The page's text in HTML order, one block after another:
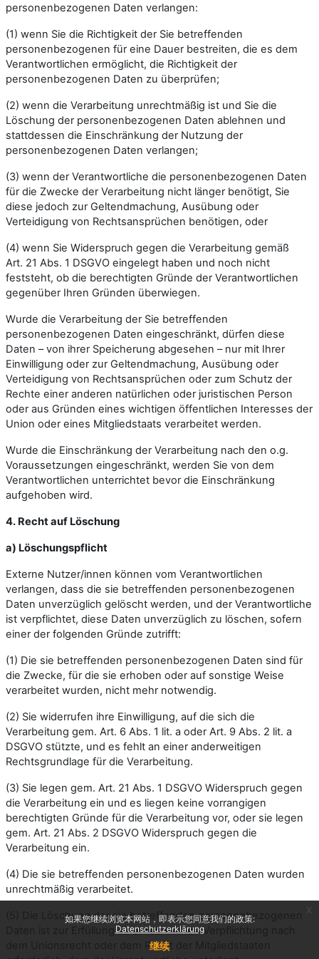
如果您继续浏览本网站，即表示您同意我们的政策:
Datenschutzerklärung
继续
personenbezogenen Daten verlangen:
(1) wenn Sie die Richtigkeit der Sie betreffenden
personenbezogenen für eine Dauer bestreiten, die es dem
Verantwortlichen ermöglicht, die Richtigkeit der
personenbezogenen Daten zu überprüfen;
(2) wenn die Verarbeitung unrechtmäßig ist und Sie die
Löschung der personenbezogenen Daten ablehnen und
stattdessen die Einschränkung der Nutzung der
personenbezogenen Daten verlangen;
(3) wenn der Verantwortliche die personenbezogenen Daten
für die Zwecke der Verarbeitung nicht länger benötigt, Sie
diese jedoch zur Geltendmachung, Ausübung oder
Verteidigung von Rechtsansprüchen benötigen, oder
(4) wenn Sie Widerspruch gegen die Verarbeitung gemäß
Art. 21 Abs. 1 DSGVO eingelegt haben und noch nicht
feststeht, ob die berechtigten Gründe der Verantwortlichen
gegenüber Ihren Gründen überwiegen.
Wurde die Verarbeitung der Sie betreffenden
personenbezogenen Daten eingeschränkt, dürfen diese
Daten – von ihrer Speicherung abgesehen – nur mit Ihrer
Einwilligung oder zur Geltendmachung, Ausübung oder
Verteidigung von Rechtsansprüchen oder zum Schutz der
Rechte einer anderen natürlichen oder juristischen Person
oder aus Gründen eines wichtigen öffentlichen Interesses der
Union oder eines Mitgliedstaats verarbeitet werden.
Wurde die Einschränkung der Verarbeitung nach den o.g.
Voraussetzungen eingeschränkt, werden Sie von dem
Verantwortlichen unterrichtet bevor die Einschränkung
aufgehoben wird.
4. Recht auf Löschung
a) Löschungspflicht
Externe Nutzer/innen können vom Verantwortlichen
verlangen, dass die sie betreffenden personenbezogenen
Daten unverzüglich gelöscht werden, und der Verantwortliche
ist verpflichtet, diese Daten unverzüglich zu löschen, sofern
einer der folgenden Gründe zutrifft:
(1) Die sie betreffenden personenbezogenen Daten sind für
die Zwecke, für die sie erhoben oder auf sonstige Weise
verarbeitet wurden, nicht mehr notwendig.
(2) Sie widerrufen ihre Einwilligung, auf die sich die
Verarbeitung gem. Art. 6 Abs. 1 lit. a oder Art. 9 Abs. 2 lit. a
DSGVO stützte, und es fehlt an einer anderweitigen
Rechtsgrundlage für die Verarbeitung.
(3) Sie legen gem. Art. 21 Abs. 1 DSGVO Widerspruch gegen
die Verarbeitung ein und es liegen keine vorrangigen
berechtigten Gründe für die Verarbeitung vor, oder sie legen
gem. Art. 21 Abs. 2 DSGVO Widerspruch gegen die
Verarbeitung ein.
(4) Die sie betreffenden personenbezogenen Daten wurden
unrechtmäßig verarbeitet.
(5) Die Löschung der sie betreffenden personenbezogenen
Daten ist zur Erfüllung einer rechtlichen Verpflichtung nach
dem Unionsrecht oder dem Recht der Mitgliedstaaten